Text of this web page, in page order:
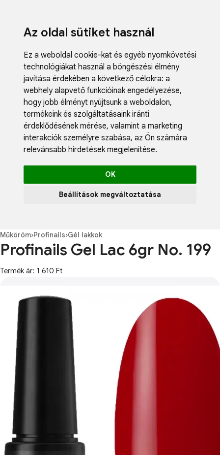
Az oldal sütiket használ
Ez a weboldal cookie-kat és egyéb nyomkövetési
technológiákat használ a böngészési élmény
javítása érdekében a következő célokra: a
webhely alapvető funkcióinak engedélyezése,
hogy jobb élményt nyújtsunk a weboldalon,
termékeink és szolgáltatásaink iránti
érdeklődésének mérése, valamint a marketing
interakciók személyre szabása, az Ön számára
relevánsabb hirdetések megjelenítése.
OK
Beállítások megváltoztatása
Blog
Műköröm›Profinails›Gél lakkok
Profinails Gel Lac 6gr No. 199
Termék ár: 1 610 Ft